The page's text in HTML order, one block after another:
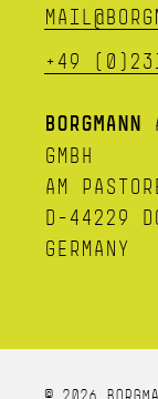
+49
BORGMANN
GMBH
AM
D-44229
GERMANY